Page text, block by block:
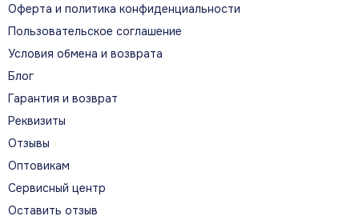
Нажмите на изображение, чтобы открыть
его в полном размере.
ХАРАКТЕРИСТИКИ
Оферта и политика конфиденциальности
Пользовательское соглашение
Условия обмена и возврата
Блог
Гарантия и возврат
Реквизиты
Отзывы
Оптовикам
Сервисный центр
Оставить отзыв